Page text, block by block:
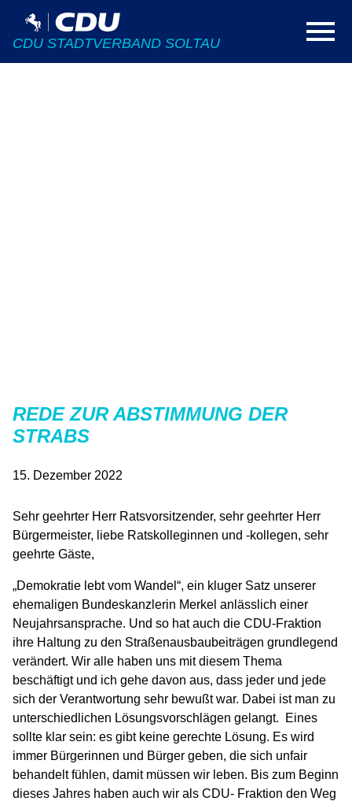
CDU STADTVERBAND SOLTAU
REDE ZUR ABSTIMMUNG DER
STRABS
15. Dezember 2022
Sehr geehrter Herr Ratsvorsitzender, sehr geehrter Herr
Bürgermeister, liebe Ratskolleginnen und -kollegen, sehr
geehrte Gäste,
„Demokratie lebt vom Wandel“, ein kluger Satz unserer
ehemaligen Bundeskanzlerin Merkel anlässlich einer
Neujahrsansprache. Und so hat auch die CDU-Fraktion
ihre Haltung zu den Straßenausbaubeiträgen grundlegend
verändert. Wir alle haben uns mit diesem Thema
beschäftigt und ich gehe davon aus, dass jeder und jede
sich der Verantwortung sehr bewußt war. Dabei ist man zu
unterschiedlichen Lösungsvorschlägen gelangt. Eines
sollte klar sein: es gibt keine gerechte Lösung. Es wird
immer Bürgerinnen und Bürger geben, die sich unfair
behandelt fühlen, damit müssen wir leben. Bis zum Beginn
dieses Jahres haben auch wir als CDU- Fraktion den Weg